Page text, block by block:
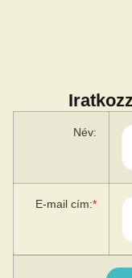
Név:
E-mail cím:*